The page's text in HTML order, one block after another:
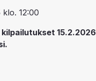
klo. 12:00
15.2.2026